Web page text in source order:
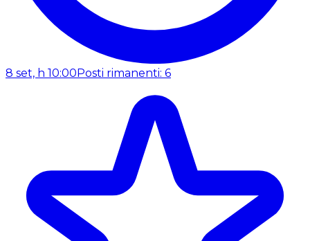
8 set, h 10:00 Posti rimanenti: 6